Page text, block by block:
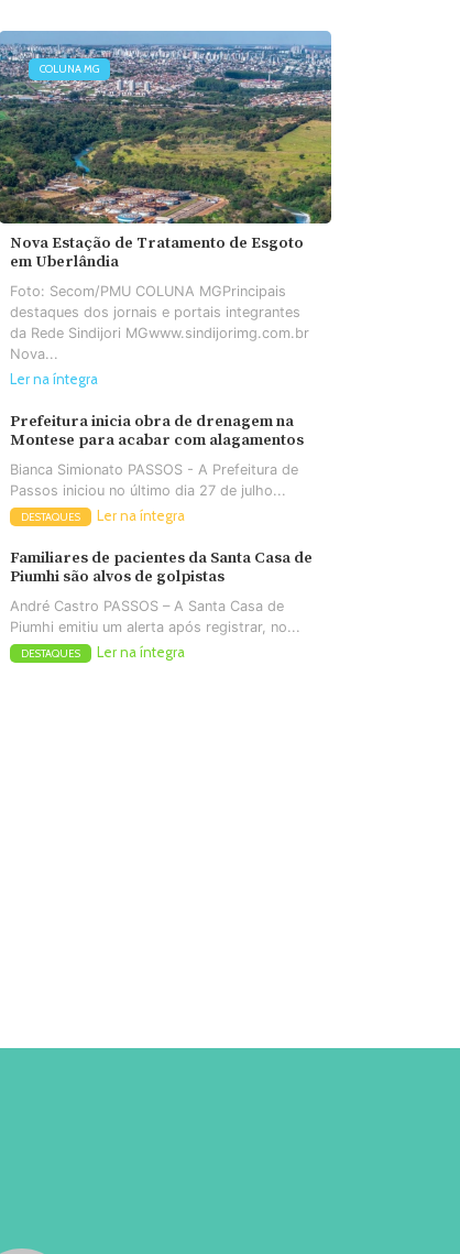
COLUNA MG
Nova Estação de Tratamento de Esgoto
em Uberlândia
Foto: Secom/PMU COLUNA MGPrincipais
destaques dos jornais e portais integrantes
da Rede Sindijori MGwww.sindijorimg.com.br
Nova...
Ler na íntegra
Prefeitura inicia obra de drenagem na
Montese para acabar com alagamentos
Bianca Simionato PASSOS - A Prefeitura de
Passos iniciou no último dia 27 de julho...
DESTAQUES Ler na íntegra
Familiares de pacientes da Santa Casa de
Piumhi são alvos de golpistas
André Castro PASSOS – A Santa Casa de
Piumhi emitiu um alerta após registrar, no...
DESTAQUES Ler na íntegra